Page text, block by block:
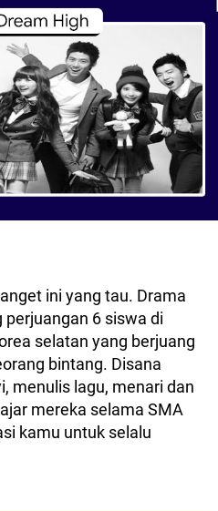
ini yang tau. Drama
6 siswa di
selatan yang berjuang
bintang. Disana
menulis lagu, menari dan
mereka selama SMA
kamu untuk selalu